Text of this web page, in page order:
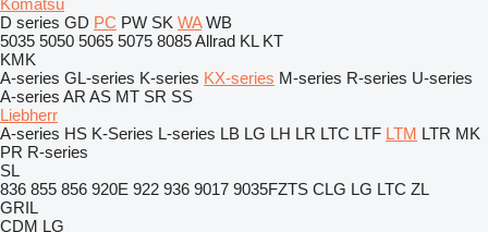
Komatsu
D series GD PC PW SK WA WB
5035 5050 5065 5075 8085Allrad KL KT
KMK
A-series GL-series K-series KX-series M-series R-series U-series
A-series AR AS MT SR SS
Liebherr
A-series HS K-Series L-series LB LG LH LR LTC LTF LTM LTR MK
PR R-series
SL
836 855 856 920E 922 936 9017 9035FZTS CLG LG LTC ZL
GRIL
CDM LG